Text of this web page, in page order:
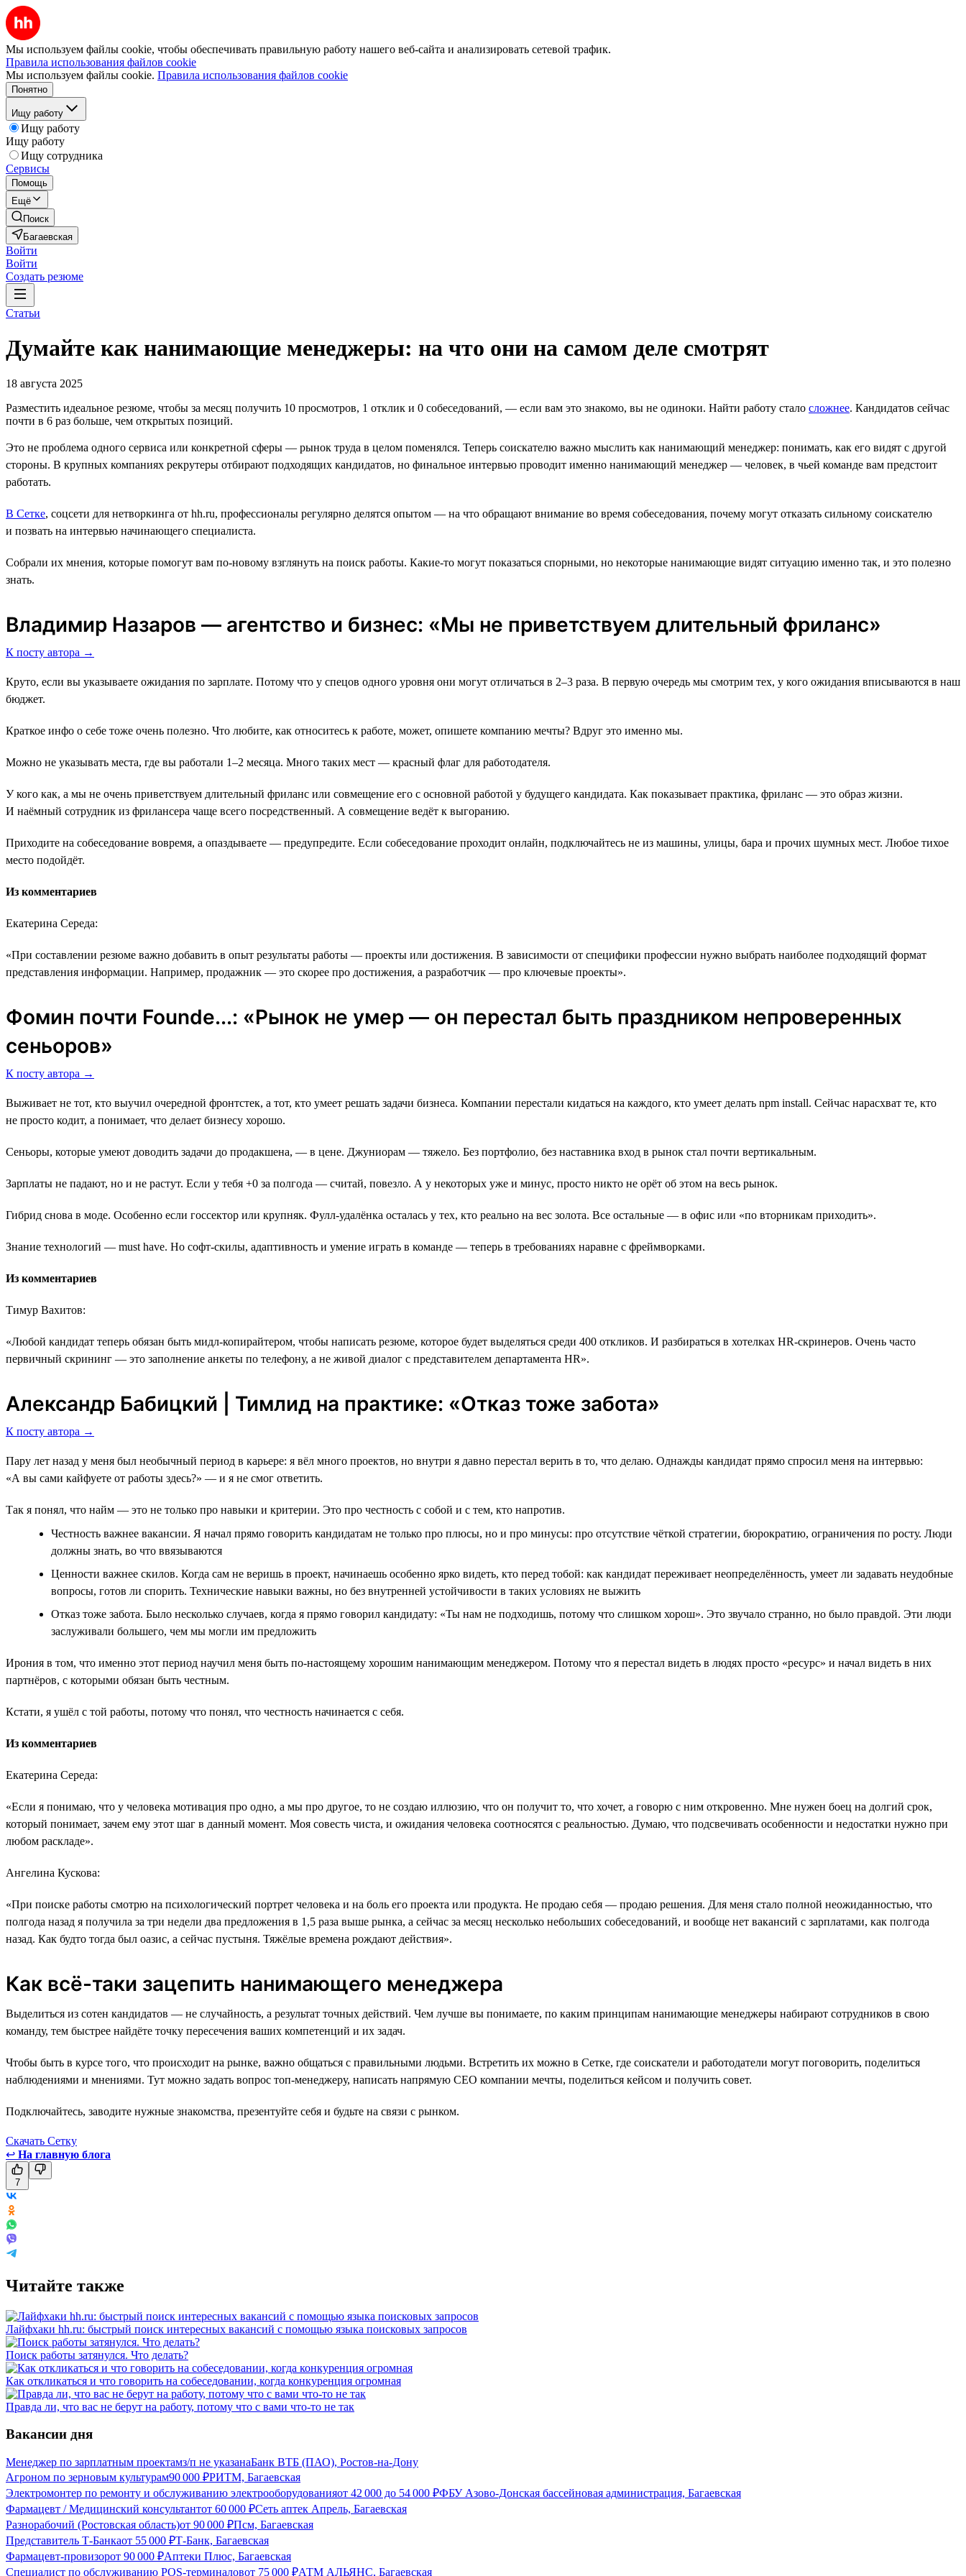
Мы используем файлы cookie, чтобы обеспечивать правильную работу нашего веб-сайта и анализировать сетевой трафик.
Правила использования файлов cookie
Мы используем файлы cookie. Правила использования файлов cookie
Понятно
Ищу работу
Ищу работу
Ищу работу
Ищу сотрудника
Сервисы
Помощь
Ещё
Поиск
Багаевская
Войти
Войти
Создать резюме
Статьи
Думайте как нанимающие менеджеры: на что они на самом деле смотрят
18 августа 2025
Разместить идеальное резюме, чтобы за месяц получить 10 просмотров, 1 отклик и 0 собеседований, ― если вам это знакомо, вы не одиноки. Найти работу стало сложнее. Кандидатов сейчас
почти в 6 раз больше, чем открытых позиций.
Это не проблема одного сервиса или конкретной сферы — рынок труда в целом поменялся. Теперь соискателю важно мыслить как нанимающий менеджер: понимать, как его видят с другой
стороны. В крупных компаниях рекрутеры отбирают подходящих кандидатов, но финальное интервью проводит именно нанимающий менеджер ― человек, в чьей команде вам предстоит
работать.
В Сетке, соцсети для нетворкинга от hh.ru, профессионалы регулярно делятся опытом — на что обращают внимание во время собеседования, почему могут отказать сильному соискателю
и позвать на интервью начинающего специалиста.
Собрали их мнения, которые помогут вам по-новому взглянуть на поиск работы. Какие-то могут показаться спорными, но некоторые нанимающие видят ситуацию именно так, и это полезно
знать.
Владимир Назаров — агентство и бизнес: «Мы не приветствуем длительный фриланс»
К посту автора →
Круто, если вы указываете ожидания по зарплате. Потому что у спецов одного уровня они могут отличаться в 2–3 раза. В первую очередь мы смотрим тех, у кого ожидания вписываются в наш
бюджет.
Краткое инфо о себе тоже очень полезно. Что любите, как относитесь к работе, может, опишете компанию мечты? Вдруг это именно мы.
Можно не указывать места, где вы работали 1–2 месяца. Много таких мест ― красный флаг для работодателя.
У кого как, а мы не очень приветствуем длительный фриланс или совмещение его с основной работой у будущего кандидата. Как показывает практика, фриланс ― это образ жизни.
И наёмный сотрудник из фрилансера чаще всего посредственный. А совмещение ведёт к выгоранию.
Приходите на собеседование вовремя, а опаздываете ― предупредите. Если собеседование проходит онлайн, подключайтесь не из машины, улицы, бара и прочих шумных мест. Любое тихое
место подойдёт.
Из комментариев
Екатерина Середа:
«При составлении резюме важно добавить в опыт результаты работы ― проекты или достижения. В зависимости от специфики профессии нужно выбрать наиболее подходящий формат
представления информации. Например, продажник ― это скорее про достижения, а разработчик ― про ключевые проекты».
Фомин почти Founde...: «Рынок не умер ― он перестал быть праздником непроверенных
сеньоров»
К посту автора →
Выживает не тот, кто выучил очередной фронтстек, а тот, кто умеет решать задачи бизнеса. Компании перестали кидаться на каждого, кто умеет делать npm install. Сейчас нарасхват те, кто
не просто кодит, а понимает, что делает бизнесу хорошо.
Сеньоры, которые умеют доводить задачи до продакшена, — в цене. Джуниорам — тяжело. Без портфолио, без наставника вход в рынок стал почти вертикальным.
Зарплаты не падают, но и не растут. Если у тебя +0 за полгода — считай, повезло. А у некоторых уже и минус, просто никто не орёт об этом на весь рынок.
Гибрид снова в моде. Особенно если госсектор или крупняк. Фулл-удалёнка осталась у тех, кто реально на вес золота. Все остальные — в офис или «по вторникам приходить».
Знание технологий — must have. Но софт-скилы, адаптивность и умение играть в команде — теперь в требованиях наравне с фреймворками.
Из комментариев
Тимур Вахитов:
«Любой кандидат теперь обязан быть мидл-копирайтером, чтобы написать резюме, которое будет выделяться среди 400 откликов. И разбираться в хотелках HR-скринеров. Очень часто
первичный скрининг ― это заполнение анкеты по телефону, а не живой диалог с представителем департамента HR».
Александр Бабицкий | Тимлид на практике: «Отказ тоже забота»
К посту автора →
Пару лет назад у меня был необычный период в карьере: я вёл много проектов, но внутри я давно перестал верить в то, что делаю. Однажды кандидат прямо спросил меня на интервью:
«А вы сами кайфуете от работы здесь?» — и я не смог ответить.
Так я понял, что найм — это не только про навыки и критерии. Это про честность с собой и с тем, кто напротив.
Честность важнее вакансии. Я начал прямо говорить кандидатам не только про плюсы, но и про минусы: про отсутствие чёткой стратегии, бюрократию, ограничения по росту. Люди
должны знать, во что ввязываются
Ценности важнее скилов. Когда сам не веришь в проект, начинаешь особенно ярко видеть, кто перед тобой: как кандидат переживает неопределённость, умеет ли задавать неудобные
вопросы, готов ли спорить. Технические навыки важны, но без внутренней устойчивости в таких условиях не выжить
Отказ тоже забота. Было несколько случаев, когда я прямо говорил кандидату: «Ты нам не подходишь, потому что слишком хорош». Это звучало странно, но было правдой. Эти люди
заслуживали большего, чем мы могли им предложить
Ирония в том, что именно этот период научил меня быть по-настоящему хорошим нанимающим менеджером. Потому что я перестал видеть в людях просто «ресурс» и начал видеть в них
партнёров, с которыми обязан быть честным.
Кстати, я ушёл с той работы, потому что понял, что честность начинается с себя.
Из комментариев
Екатерина Середа:
«Если я понимаю, что у человека мотивация про одно, а мы про другое, то не создаю иллюзию, что он получит то, что хочет, а говорю с ним откровенно. Мне нужен боец на долгий срок,
который понимает, зачем ему этот шаг в данный момент. Моя совесть чиста, и ожидания человека соотносятся с реальностью. Думаю, что подсвечивать особенности и недостатки нужно при
любом раскладе».
Ангелина Кускова:
«При поиске работы смотрю на психологический портрет человека и на боль его проекта или продукта. Не продаю себя ― продаю решения. Для меня стало полной неожиданностью, что
полгода назад я получила за три недели два предложения в 1,5 раза выше рынка, а сейчас за месяц несколько небольших собеседований, и вообще нет вакансий с зарплатами, как полгода
назад. Как будто тогда был оазис, а сейчас пустыня. Тяжёлые времена рождают действия».
Как всё-таки зацепить нанимающего менеджера
Выделиться из сотен кандидатов — не случайность, а результат точных действий. Чем лучше вы понимаете, по каким принципам нанимающие менеджеры набирают сотрудников в свою
команду, тем быстрее найдёте точку пересечения ваших компетенций и их задач.
Чтобы быть в курсе того, что происходит на рынке, важно общаться с правильными людьми. Встретить их можно в Сетке, где соискатели и работодатели могут поговорить, поделиться
наблюдениями и мнениями. Тут можно задать вопрос топ-менеджеру, написать напрямую СЕО компании мечты, поделиться кейсом и получить совет.
Подключайтесь, заводите нужные знакомства, презентуйте себя и будьте на связи с рынком.
Скачать Сетку
↩ На главную блога
7
Читайте также
Лайфхаки hh.ru: быстрый поиск интересных вакансий с помощью языка поисковых запросов
Поиск работы затянулся. Что делать?
Как откликаться и что говорить на собеседовании, когда конкуренция огромная
Правда ли, что вас не берут на работу, потому что с вами что-то не так
Вакансии дня
Менеджер по зарплатным проектамз/п не указанаБанк ВТБ (ПАО), Ростов-на-Дону
Агроном по зерновым культурам90 000 ₽РИТМ, Багаевская
Электромонтер по ремонту и обслуживанию электрооборудованияот 42 000 до 54 000 ₽ФБУ Азово-Донская бассейновая администрация, Багаевская
Фармацевт / Медицинский консультантот 60 000 ₽Сеть аптек Апрель, Багаевская
Разнорабочий (Ростовская область)от 90 000 ₽Псм, Багаевская
Представитель Т-Банкаот 55 000 ₽Т-Банк, Багаевская
Фармацевт-провизорот 90 000 ₽Аптеки Плюс, Багаевская
Специалист по обслуживанию POS-терминаловот 75 000 ₽АТМ АЛЬЯНС, Багаевская